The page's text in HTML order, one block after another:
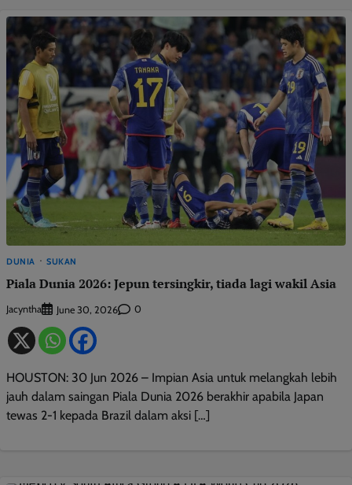
DUNIA SUKAN
Piala Dunia 2026: Jepun tersingkir, tiada lagi wakil Asia
Jacyntha June 30, 2026 0
HOUSTON: 30 Jun 2026 – Impian Asia untuk melangkah lebih
jauh dalam saingan Piala Dunia 2026 berakhir apabila Japan
tewas 2-1 kepada Brazil dalam aksi […]